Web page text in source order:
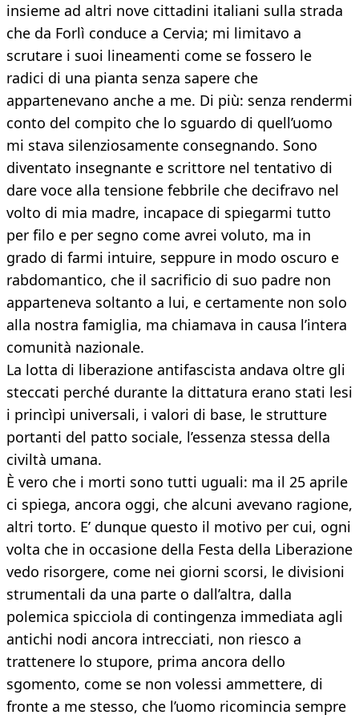
insieme ad altri nove cittadini italiani sulla strada
che da Forlì conduce a Cervia; mi limitavo a
scrutare i suoi lineamenti come se fossero le
radici di una pianta senza sapere che
appartenevano anche a me. Di più: senza rendermi
conto del compito che lo sguardo di quell’uomo
mi stava silenziosamente consegnando. Sono
diventato insegnante e scrittore nel tentativo di
dare voce alla tensione febbrile che decifravo nel
volto di mia madre, incapace di spiegarmi tutto
per filo e per segno come avrei voluto, ma in
grado di farmi intuire, seppure in modo oscuro e
rabdomantico, che il sacrificio di suo padre non
apparteneva soltanto a lui, e certamente non solo
alla nostra famiglia, ma chiamava in causa l’intera
comunità nazionale.
La lotta di liberazione antifascista andava oltre gli
steccati perché durante la dittatura erano stati lesi
i princìpi universali, i valori di base, le strutture
portanti del patto sociale, l’essenza stessa della
civiltà umana.
È vero che i morti sono tutti uguali: ma il 25 aprile
ci spiega, ancora oggi, che alcuni avevano ragione,
altri torto. E’ dunque questo il motivo per cui, ogni
volta che in occasione della Festa della Liberazione
vedo risorgere, come nei giorni scorsi, le divisioni
strumentali da una parte o dall’altra, dalla
polemica spicciola di contingenza immediata agli
antichi nodi ancora intrecciati, non riesco a
trattenere lo stupore, prima ancora dello
sgomento, come se non volessi ammettere, di
fronte a me stesso, che l’uomo ricomincia sempre